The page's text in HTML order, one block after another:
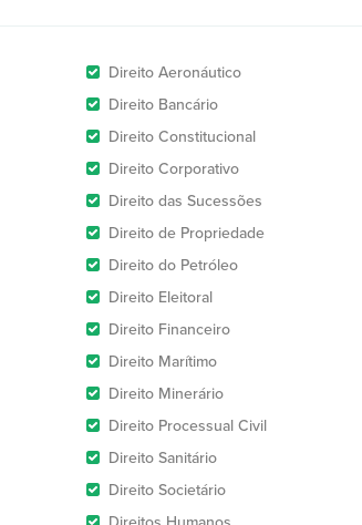
Direito Aeronáutico
Direito Bancário
Direito Constitucional
Direito Corporativo
Direito das Sucessões
Direito de Propriedade
Direito do Petróleo
Direito Eleitoral
Direito Financeiro
Direito Marítimo
Direito Minerário
Direito Processual Civil
Direito Sanitário
Direito Societário